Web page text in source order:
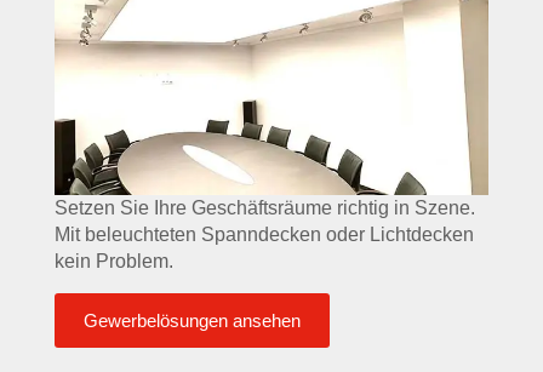
Setzen Sie Ihre Geschäftsräume richtig in Szene.
Mit beleuchteten Spanndecken oder Lichtdecken
kein Problem.
Gewerbelösungen ansehen